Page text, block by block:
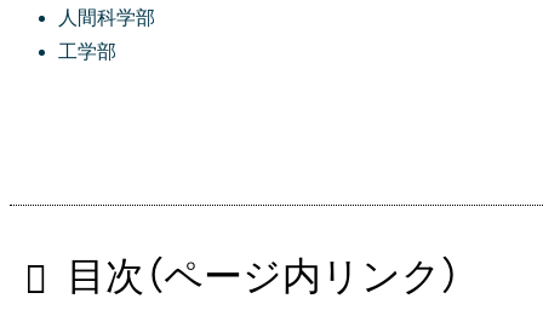
人間科学部
工学部
目次（ページ内リンク）